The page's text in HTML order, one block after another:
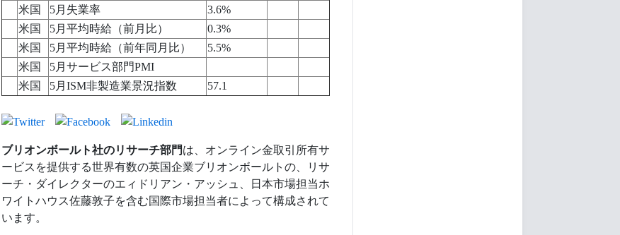
米国 5月失業率
3.6%
米国
5月平均時給（前月比）
0.3%
米国
5月平均時給（前年同月比）
5.5%
米国
5月サービス部門PMI
米国
5月ISM非製造業景況指数 57.1
ブリオンボールト社のリサーチ部門は、オンライン金取引所有サ
ービスを提供する世界有数の英国企業ブリオンボールトの、リサ
ーチ・ダイレクターのエィドリアン・アッシュ、日本市場担当ホ
ワイトハウス佐藤敦子を含む国際市場担当者によって構成されて
います。